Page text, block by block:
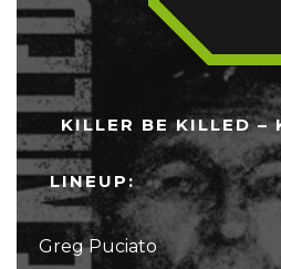
KILLER BE KILLED
LINEUP:
Greg Puciato